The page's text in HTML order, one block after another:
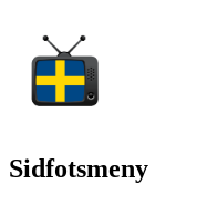
Sidfotsmeny